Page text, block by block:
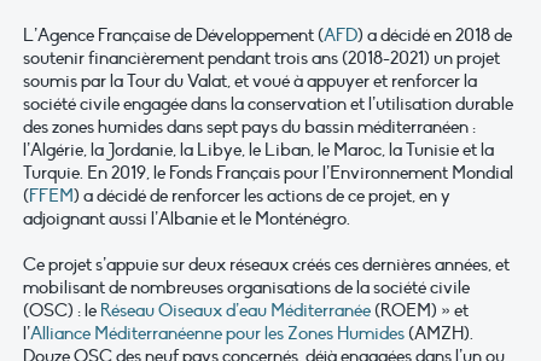
L’Agence Française de Développement (AFD) a décidé en 2018 de
soutenir financièrement pendant trois ans (2018-2021) un projet
soumis par la Tour du Valat, et voué à appuyer et renforcer la
société civile engagée dans la conservation et l’utilisation durable
des zones humides dans sept pays du bassin méditerranéen :
l’Algérie, la Jordanie, la Libye, le Liban, le Maroc, la Tunisie et la
Turquie. En 2019, le Fonds Français pour l’Environnement Mondial
(FFEM) a décidé de renforcer les actions de ce projet, en y
adjoignant aussi l’Albanie et le Monténégro.
Ce projet s’appuie sur deux réseaux créés ces dernières années, et
mobilisant de nombreuses organisations de la société civile
(OSC) : le Réseau Oiseaux d’eau Méditerranée(ROEM) » et
l’Alliance Méditerranéenne pour les Zones Humides(AMZH).
Douze OSC des neuf pays concernés, déjà engagées dans l’un ou